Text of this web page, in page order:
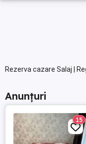
Rezerva cazare Salaj |
Anunțuri
15